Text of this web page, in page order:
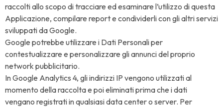
raccolti allo scopo di tracciare ed esaminare l’utilizzo di questa
Applicazione, compilare report e condividerli con gli altri servizi
sviluppati da Google.
Google potrebbe utilizzare i Dati Personali per
contestualizzare e personalizzare gli annunci del proprio
network pubblicitario.
In Google Analytics 4, gli indirizzi IP vengono utilizzati al
momento della raccolta e poi eliminati prima che i dati
vengano registrati in qualsiasi data center o server. Per